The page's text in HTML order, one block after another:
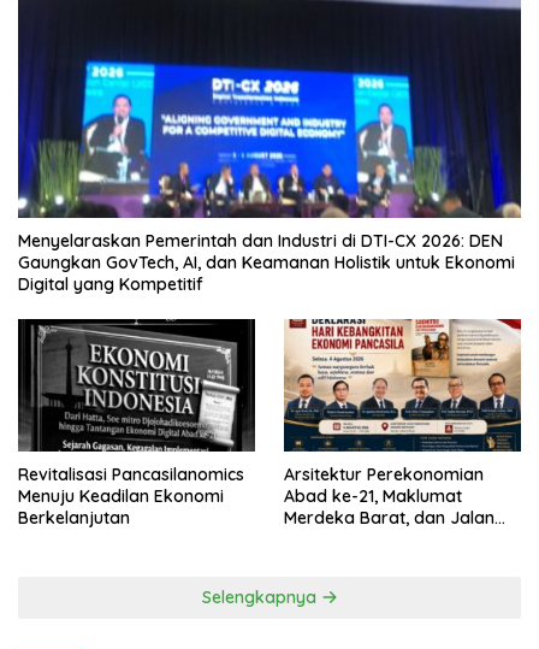
Menyelaraskan Pemerintah dan Industri di DTI-CX 2026: DEN
Gaungkan GovTech, AI, dan Keamanan Holistik untuk Ekonomi
Digital yang Kompetitif
Revitalisasi Pancasilanomics
Menuju Keadilan Ekonomi
Berkelanjutan
Arsitektur Perekonomian
Abad ke-21, Maklumat
Merdeka Barat, dan Jalan
Selengkapnya